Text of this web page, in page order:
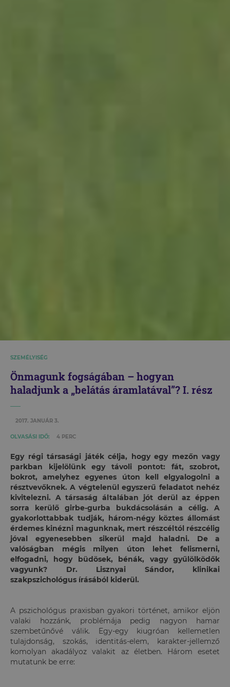
SZEMÉLYISÉG
Önmagunk fogságában – hogyan
haladjunk a „belátás áramlatával”? I. rész
2017. JANUÁR 3.
OLVASÁSI IDŐ: 4 PERC
Egy régi társasági játék célja, hogy egy mezőn vagy
parkban kijelölünk egy távoli pontot: fát, szobrot,
bokrot, amelyhez egyenes úton kell elgyalogolni a
résztvevőknek. A végtelenül egyszerű feladatot nehéz
kivitelezni. A társaság általában jót derül az éppen
sorra kerülő girbe-gurba bukdácsolásán a célig. A
gyakorlottabbak tudják, három-négy köztes állomást
érdemes kinézni magunknak, mert részcéltól részcélig
jóval egyenesebben sikerül majd haladni. De a
valóságban mégis milyen úton lehet felismerni,
elfogadni, hogy büdösek, bénák, vagy gyűlölködők
vagyunk? Dr. Lisznyai Sándor, klinikai
szakpszichológus írásából kiderül.
A pszichológus praxisban gyakori történet, amikor eljön
valaki hozzánk, problémája pedig nagyon hamar
szembetűnővé válik. Egy-egy kiugróan kellemetlen
tulajdonság, szokás, identitás-elem, karakter-jellemző
komolyan akadályoz valakit az életben. Három esetet
mutatunk be erre: